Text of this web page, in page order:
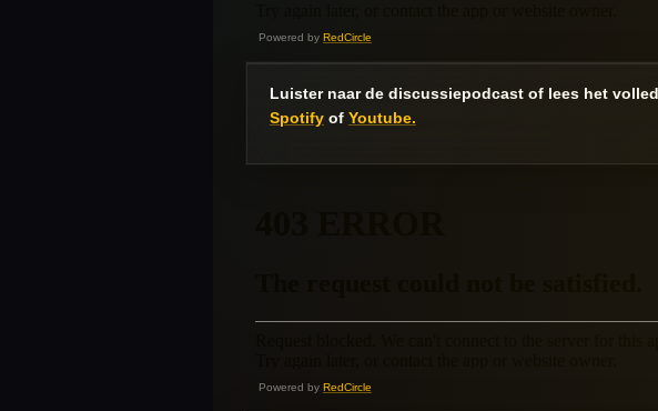
Powered by RedCircle
Luister naar de discussiepodcast of lees het
Spotify of Youtube.
Powered by RedCircle